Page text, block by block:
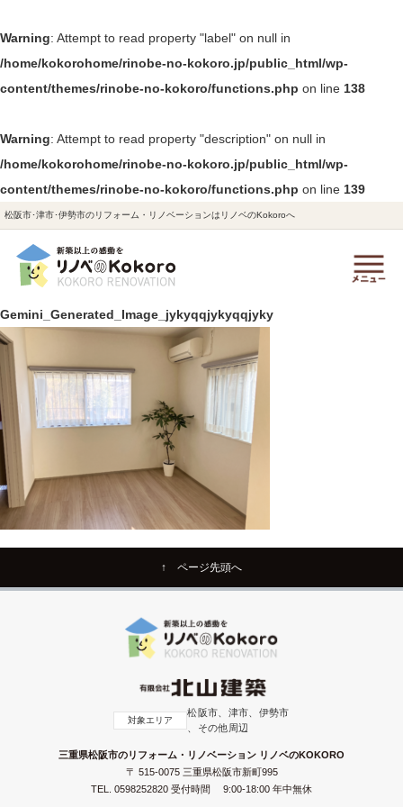
Warning: Attempt to read property "label" on null in
/home/kokorohome/rinobe-no-kokoro.jp/public_html/wp-
content/themes/rinobe-no-kokoro/functions.php on line 138
Warning: Attempt to read property "description" on null in
/home/kokorohome/rinobe-no-kokoro.jp/public_html/wp-
content/themes/rinobe-no-kokoro/functions.php on line 139
松阪市･津市･伊勢市のリフォーム・リノベーションはリノベのKokoroへ
Gemini_Generated_Image_jykyqqjykyqqjyky
↑ ページ先頭へ
対象エリア
松阪市、津市、伊勢市
、その他周辺
三重県松阪市のリフォーム・リノベーション リノベのKOKORO
〒 515-0075 三重県松阪市新町995
TEL. 0598252820 受付時間 9:00-18:00 年中無休